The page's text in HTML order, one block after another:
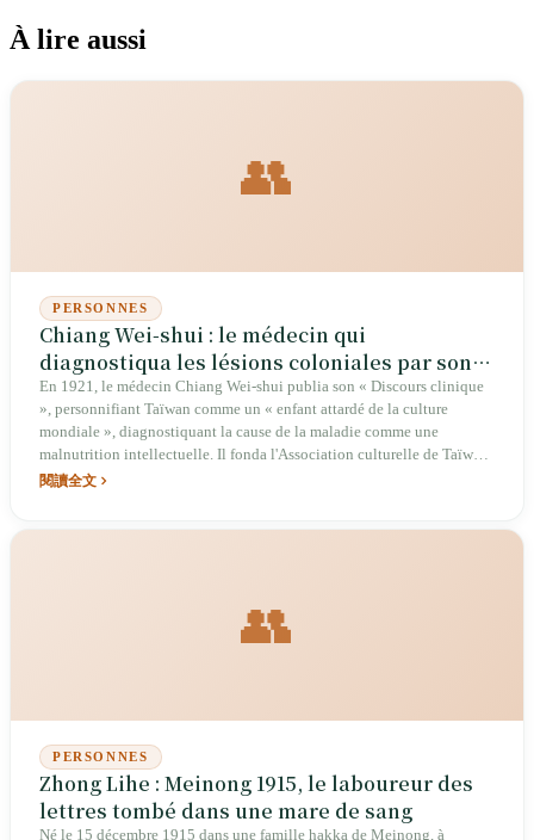
À lire aussi
👥
PERSONNES
Chiang Wei-shui : le médecin qui
diagnostiqua les lésions coloniales par son «
Discours clinique »
En 1921, le médecin Chiang Wei-shui publia son « Discours clinique
», personnifiant Taïwan comme un « enfant attardé de la culture
mondiale », diagnostiquant la cause de la maladie comme une
malnutrition intellectuelle. Il fonda l'Association culturelle de Taïwan
et le premier parti politique légal, le Parti populaire de Taïwan.
閱讀全文
👥
PERSONNES
Zhong Lihe : Meinong 1915, le laboureur des
lettres tombé dans une mare de sang
Né le 15 décembre 1915 dans une famille hakka de Meinong, à